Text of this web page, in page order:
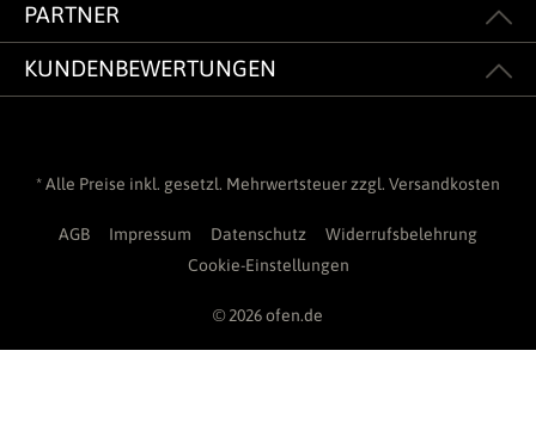
PARTNER
KUNDENBEWERTUNGEN
* Alle Preise inkl. gesetzl. Mehrwertsteuer zzgl. Versandkosten
AGB Impressum Datenschutz
Widerrufsbelehrung
Cookie-Einstellungen
© 2026 ofen.de